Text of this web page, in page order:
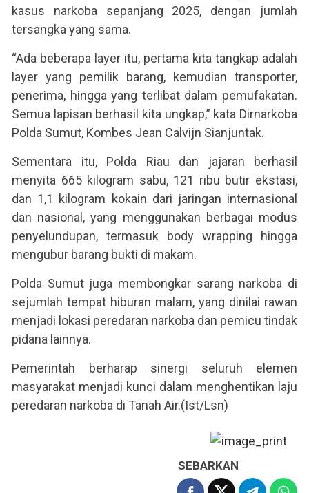
kasus narkoba sepanjang 2025, dengan jumlah
tersangka yang sama.
“Ada beberapa layer itu, pertama kita tangkap adalah
layer yang pemilik barang, kemudian transporter,
penerima, hingga yang terlibat dalam pemufakatan.
Semua lapisan berhasil kita ungkap,” kata Dirnarkoba
Polda Sumut, Kombes Jean Calvijn Sianjuntak.
Sementara itu, Polda Riau dan jajaran berhasil
menyita 665 kilogram sabu, 121 ribu butir ekstasi,
dan 1,1 kilogram kokain dari jaringan internasional
dan nasional, yang menggunakan berbagai modus
penyelundupan, termasuk body wrapping hingga
mengubur barang bukti di makam.
Polda Sumut juga membongkar sarang narkoba di
sejumlah tempat hiburan malam, yang dinilai rawan
menjadi lokasi peredaran narkoba dan pemicu tindak
pidana lainnya.
Pemerintah berharap sinergi seluruh elemen
masyarakat menjadi kunci dalam menghentikan laju
peredaran narkoba di Tanah Air.(Ist/Lsn)
SEBARKAN